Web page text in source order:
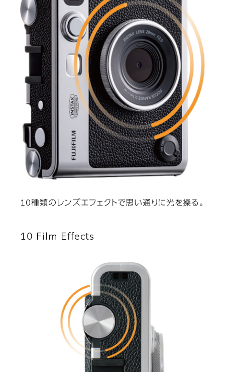
10種類のレンズエフェクトで思い通りに光を操る。
10 Film Effects